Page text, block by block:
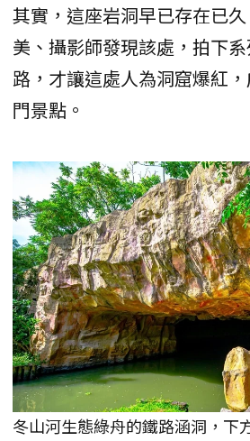
其實，這座岩洞早已存在已
美、攝影師發現該處，拍下
路，才讓這處人為洞窟爆紅
門景點。
冬山河生態綠舟的鐵路涵洞，下